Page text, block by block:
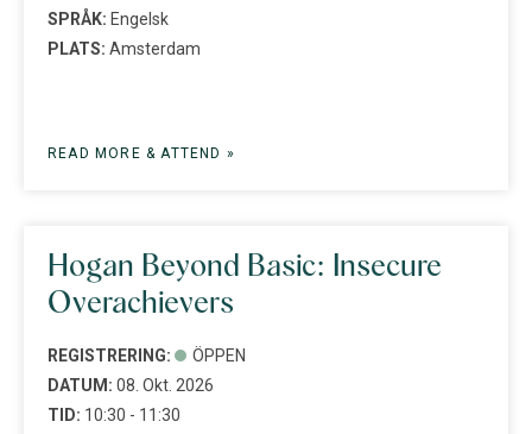
SPRÅK: Engelsk
PLATS: Amsterdam
READ MORE & ATTEND »
Hogan Beyond Basic: Insecure
Overachievers
REGISTRERING:
ÖPPEN
DATUM: 08. Okt. 2026
TID: 10:30 - 11:30